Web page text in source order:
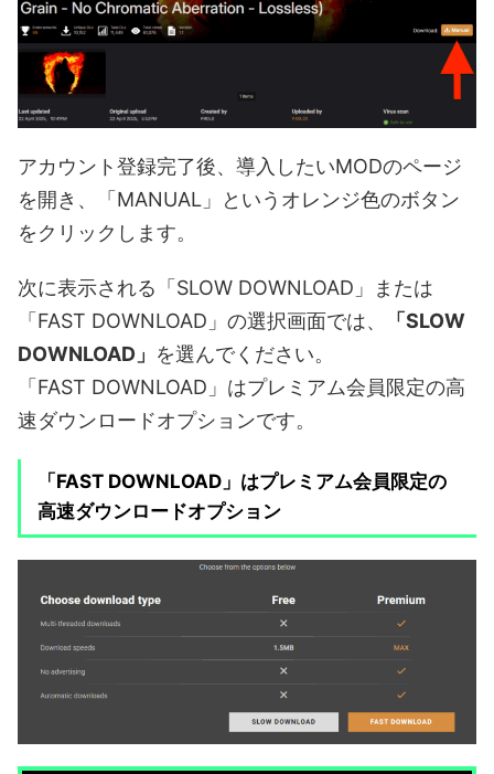
アカウント登録完了後、導入したいMODのページ
を開き、「MANUAL」というオレンジ色のボタン
をクリックします。
次に表示される「SLOW DOWNLOAD」または
「FAST DOWNLOAD」の選択画面では、
「SLOW
DOWNLOAD」 を選んでください。
「FAST DOWNLOAD」はプレミアム会員限定の高
速ダウンロードオプションです。
「FAST DOWNLOAD」はプレミアム会員限定の
高速ダウンロードオプション